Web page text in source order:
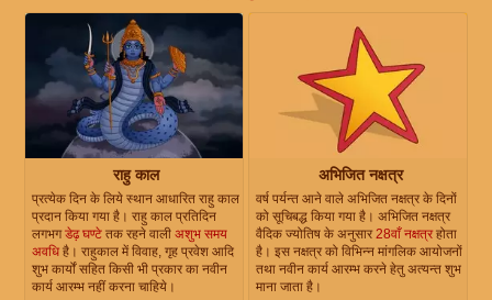
राहु काल
प्रत्येक दिन के लिये स्थान आधारित राहु काल
प्रदान किया गया है। राहु काल प्रतिदिन
लगभगडेढ़ घण्टे तक रहने वाली अशुभ समय
अवधि है। राहुकाल में विवाह, गृह प्रवेश आदि
शुभ कार्यों सहित किसी भी प्रकार का नवीन
कार्य आरम्भ नहीं करना चाहिये।
अभिजित नक्षत्र
वर्ष पर्यन्त आने वाले अभिजित नक्षत्र के दिनों
को सूचिबद्ध किया गया है। अभिजित नक्षत्र
वैदिक ज्योतिष के अनुसार28वाँ नक्षत्रहोता
है। इस नक्षत्र को विभिन्न मांगलिक आयोजनों
तथा नवीन कार्य आरम्भ करने हेतु अत्यन्त शुभ
माना जाता है।